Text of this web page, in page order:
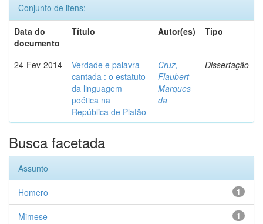
Conjunto de itens:
Data do
documento
Título Autor(es) Tipo
24-Fev-2014
Verdade e palavra
cantada : o estatuto
da linguagem
poética na
República de Platão
Cruz,
Flaubert
Marques
da
Dissertação
Busca facetada
Assunto
1
Homero
1
Mimese